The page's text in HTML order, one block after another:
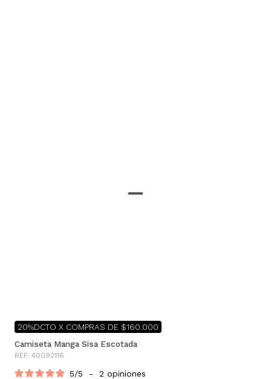
20%DCTO X COMPRAS DE $160.000
Camiseta Manga Sisa Escotada
REF. 40092116
5/5 - 2 opiniones